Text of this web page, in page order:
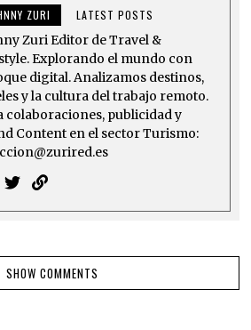
ZURI LATEST POSTS
Zuri Editor de Travel &
Explorando el mundo con
digital. Analizamos destinos,
y la cultura del trabajo remoto.
colaboraciones, publicidad y
Content en el sector Turismo:
SHOW COMMENTS